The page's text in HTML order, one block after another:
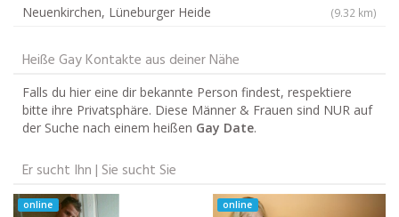
Neuenkirchen, Lüneburger Heide (9.32 km)
Heiße Gay Kontakte aus deiner Nähe
Falls du hier eine dir bekannte Person findest, respektiere
bitte ihre Privatsphäre. Diese Männer & Frauen sind NUR auf
der Suche nach einem heißen Gay Date.
Er sucht Ihn | Sie sucht Sie
online online